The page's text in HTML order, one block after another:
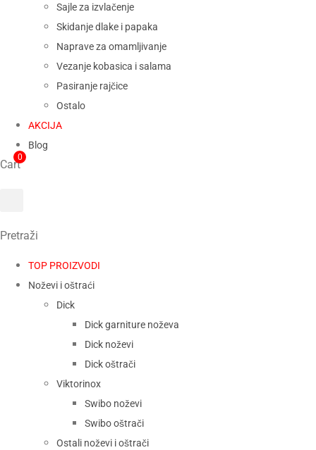
Sajle za izvlačenje
Skidanje dlake i papaka
Naprave za omamljivanje
Vezanje kobasica i salama
Pasiranje rajčice
Ostalo
AKCIJA
Blog
0
Cart
Pretraži
TOP PROIZVODI
Noževi i oštraći
Dick
Dick garniture noževa
Dick noževi
Dick oštrači
Viktorinox
Swibo noževi
Swibo oštrači
Ostali noževi i oštrači